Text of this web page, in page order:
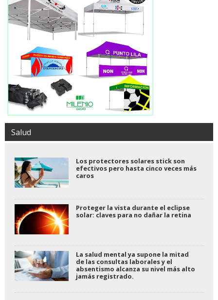
Salud
Los protectores solares stick son
efectivos pero hasta cinco veces más
caros
Proteger la vista durante el eclipse
solar: claves para no dañar la retina
La salud mental ya supone la mitad
de las consultas laborales y el
absentismo alcanza su nivel más alto
jamás registrado.